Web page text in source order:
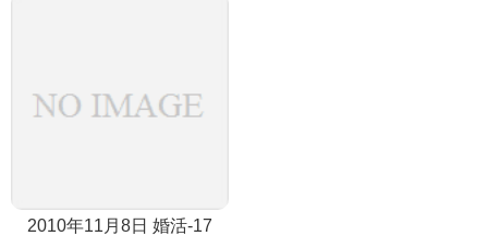
2010年11月8日 婚活-17